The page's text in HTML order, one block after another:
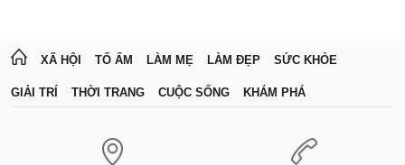
XÃ HỘI TỔ ẤM LÀM MẸ LÀM ĐẸP SỨC KHỎE
GIẢI TRÍ THỜI TRANG CUỘC SỐNG KHÁM PHÁ